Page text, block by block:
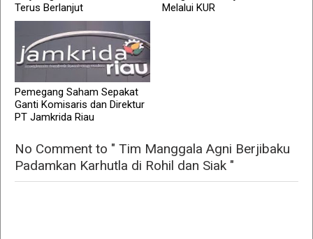
Terus Berlanjut
Melalui KUR
Pemegang Saham Sepakat
Ganti Komisaris dan Direktur
PT Jamkrida Riau
No Comment to " Tim Manggala Agni Berjibaku
Padamkan Karhutla di Rohil dan Siak "